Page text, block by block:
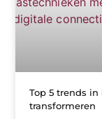
Top 5 trends
transformeren